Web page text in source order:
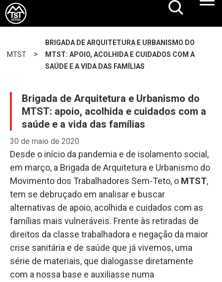
MTST >
BRIGADA DE ARQUITETURA E URBANISMO DO
MTST: APOIO, ACOLHIDA E CUIDADOS COM A
SAÚDE E A VIDA DAS FAMÍLIAS
Brigada de Arquitetura e Urbanismo do
MTST: apoio, acolhida e cuidados com a
saúde e a vida das famílias
30 de maio de 2020
Desde o início da pandemia e de isolamento social,
em março, a Brigada de Arquitetura e Urbanismo do
Movimento dos Trabalhadores Sem-Teto, o MTST,
tem se debruçado em analisar e buscar
alternativas de apoio, acolhida e cuidados com as
famílias mais vulneráveis. Frente às retiradas de
direitos da classe trabalhadora e negação da maior
crise sanitária e de saúde que já vivemos, uma
série de materiais, que dialogasse diretamente
com a nossa base e auxiliasse numa